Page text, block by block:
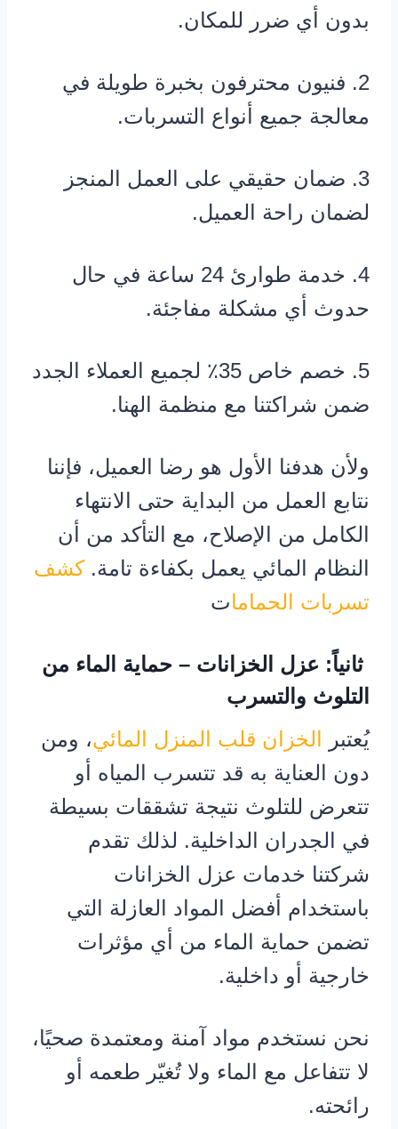
بدون أي ضرر للمكان.
2. فنيون محترفون بخبرة طويلة في
معالجة جميع أنواع التسربات.
3. ضمان حقيقي على العمل المنجز
لضمان راحة العميل.
4. خدمة طوارئ 24 ساعة في حال
حدوث أي مشكلة مفاجئة.
5. خصم خاص 35٪ لجميع العملاء الجدد
ضمن شراكتنا مع منظمة الهنا.
ولأن هدفنا الأول هو رضا العميل، فإننا
نتابع العمل من البداية حتى الانتهاء
الكامل من الإصلاح، مع التأكد من أن
النظام المائي يعمل بكفاءة تامة.كشف
تسربات الحمامات
ثانياً: عزل الخزانات – حماية الماء من
التلوث والتسرب
يُعتبر
الخزان قلب المنزل المائي، ومن
دون العناية به قد تتسرب المياه أو
تتعرض للتلوث نتيجة تشققات بسيطة
في الجدران الداخلية. لذلك تقدم
شركتنا خدمات عزل الخزانات
باستخدام أفضل المواد العازلة التي
تضمن حماية الماء من أي مؤثرات
خارجية أو داخلية.
نحن نستخدم مواد آمنة ومعتمدة صحيًا،
لا تتفاعل مع الماء ولا تُغيّر طعمه أو
رائحته.